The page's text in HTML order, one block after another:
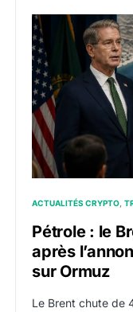
Pétrole : le
ACTUALITÉS CRYPTO
Pétrole : le
après
sur Ormuz
Le Brent chute de